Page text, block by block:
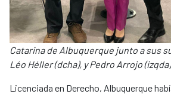
Catarina de Albuquerque junto a sus
Léo Héller (dcha), y Pedro Arrojo
Licenciada en Derecho, Albuquerque